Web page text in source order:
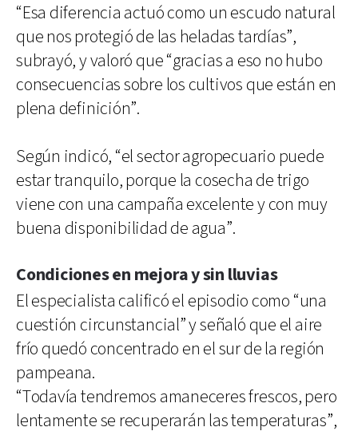
“Esa diferencia actuó como un escudo natural
que nos protegió de las heladas tardías”,
subrayó, y valoró que “gracias a eso no hubo
consecuencias sobre los cultivos que están en
plena definición”.
Según indicó, “el sector agropecuario puede
estar tranquilo, porque la cosecha de trigo
viene con una campaña excelente y con muy
buena disponibilidad de agua”.
Condiciones en mejora y sin lluvias
El especialista calificó el episodio como “una
cuestión circunstancial” y señaló que el aire
frío quedó concentrado en el sur de la región
pampeana.
“Todavía tendremos amaneceres frescos, pero
lentamente se recuperarán las temperaturas”,